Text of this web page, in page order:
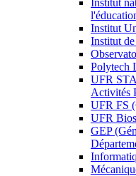
Institut
Institut
Institut
Polytech
UFR
Activités
UFR FS
UFR
GEP